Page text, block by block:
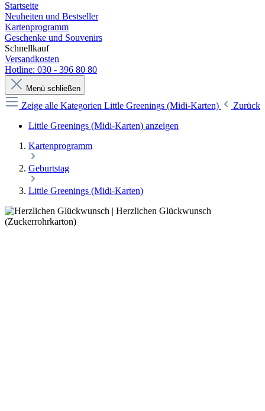
Startseite
Neuheiten und Bestseller
Kartenprogramm
Geschenke und Souvenirs
Schnellkauf
Versandkosten
Hotline: 030 - 396 80 80
Menü schließen
Zeige alle Kategorien Little Greenings (Midi-Karten)
Zurück
Little Greenings (Midi-Karten) anzeigen
Kartenprogramm
Geburtstag
Little Greenings (Midi-Karten)